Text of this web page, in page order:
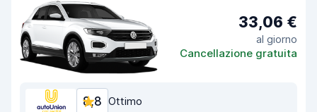
33,06 €
al giorno
Cancellazione gratuita
8,8 Ottimo